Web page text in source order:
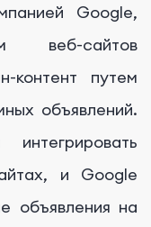
Google,
веб-сайтов
контент путем
объявлений.
и Google
объявления на